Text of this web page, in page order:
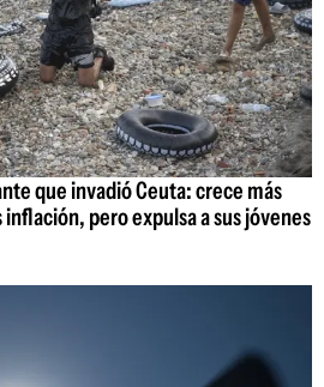
que invadió Ceuta: crece más
inflación, pero expulsa a sus jóvenes